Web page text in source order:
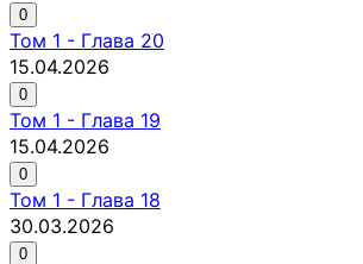
0
Том 1 - Глава 20
15.04.2026
0
Том 1 - Глава 19
15.04.2026
0
Том 1 - Глава 18
30.03.2026
0